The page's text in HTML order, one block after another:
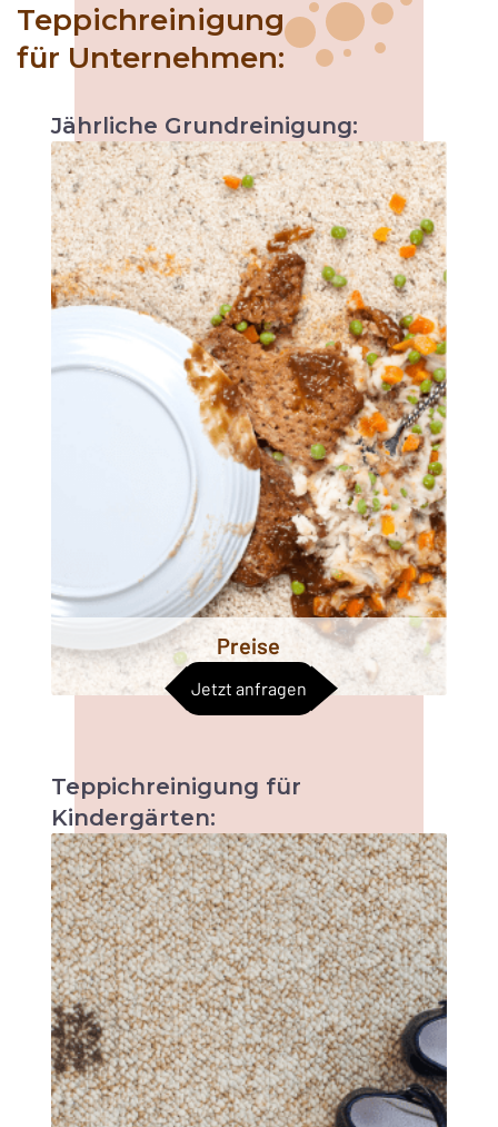
Teppichreinigung
für Unternehmen:
Jährliche Grundreinigung:
Wie bei jeder Wartung steigert sich die
Leistung des Fahrzeugs. Genauso trägt eine
jährliche Teppichreinigung dazu bei, die
Lebensdauer des Teppichs zu erhöhen und
die Pflege und Instandhaltung zu erleichtern.
Preise
Jetzt anfragen
Teppichreinigung für
Kindergärten:
Sobald sich Kinder irgendwo aufhalten, sind
kleine Missgeschicke und Flecken
unvermeidlich. Die Reinigung von
Kindergärten und Kindertagesstätten kann
eine schwierige Aufgabe sein. Erkundigen Sie
sich noch heute über unser Angebot!